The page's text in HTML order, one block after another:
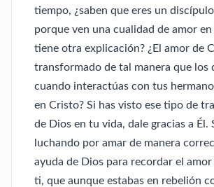
tiempo, ¿saben que eres un
porque ven una cualidad de amor
tiene otra explicación? ¿El amor de
transformado de tal manera que los
cuando interactúas con tus
en Cristo? Si has visto ese tipo de
de Dios en tu vida, dale gracias a Él.
luchando por amar de manera
ayuda de Dios para recordar el
ti, que aunque estabas en rebelión